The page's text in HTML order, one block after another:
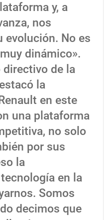
y, a
nos
evolución. No es
dinámico».
directivo de la
la
en este
una plataforma
no solo
por sus
la
en la
Somos
decimos que